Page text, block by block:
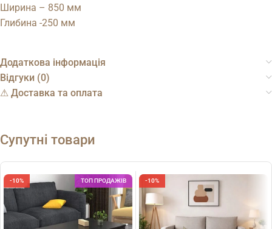
Ширина – 850 мм
Глибина -250 мм
Додаткова інформація
Відгуки (0)
⚠︎ Доставка та оплата
Супутні товари
-10% ТОП ПРОДАЖІВ -10%